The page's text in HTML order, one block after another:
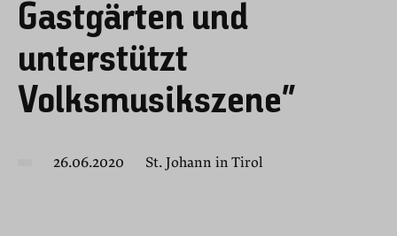
Gastgärten und
unterstützt
Volksmusikszene“
26.06.2020 St. Johann in Tirol